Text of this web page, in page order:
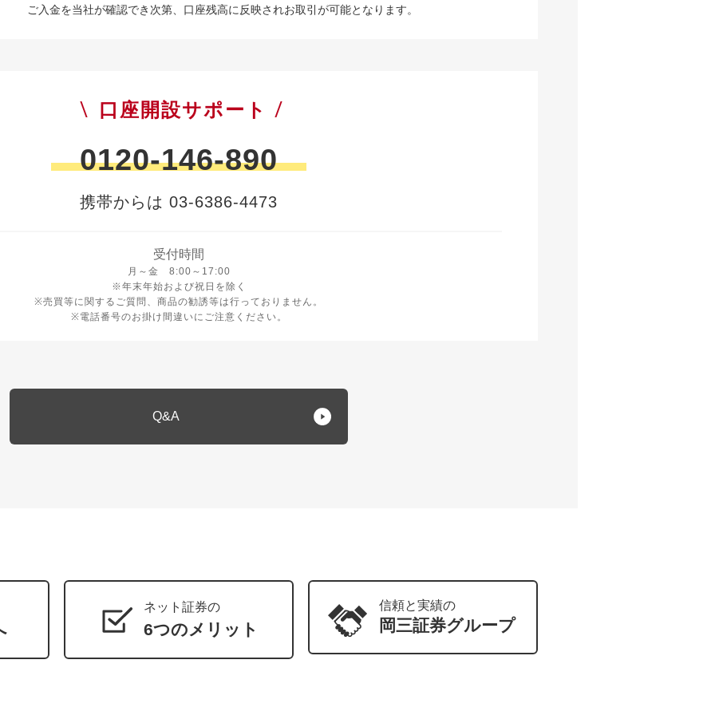
ご入金を当社が確認でき次第、口座残高に反映されお取引が可能となります。
口座開設サポート
0120-146-890
携帯からは 03-6386-4473
受付時間
月～金 8:00～17:00
月曜日から金曜日 8時から17時
※年末年始および祝日を除く
※売買等に関するご質問、商品の勧誘等は行っておりません。
※電話番号のお掛け間違いにご注意ください。
Q&A
ネット証券の
6つのメリット
信頼と実績の
岡三証券グループ